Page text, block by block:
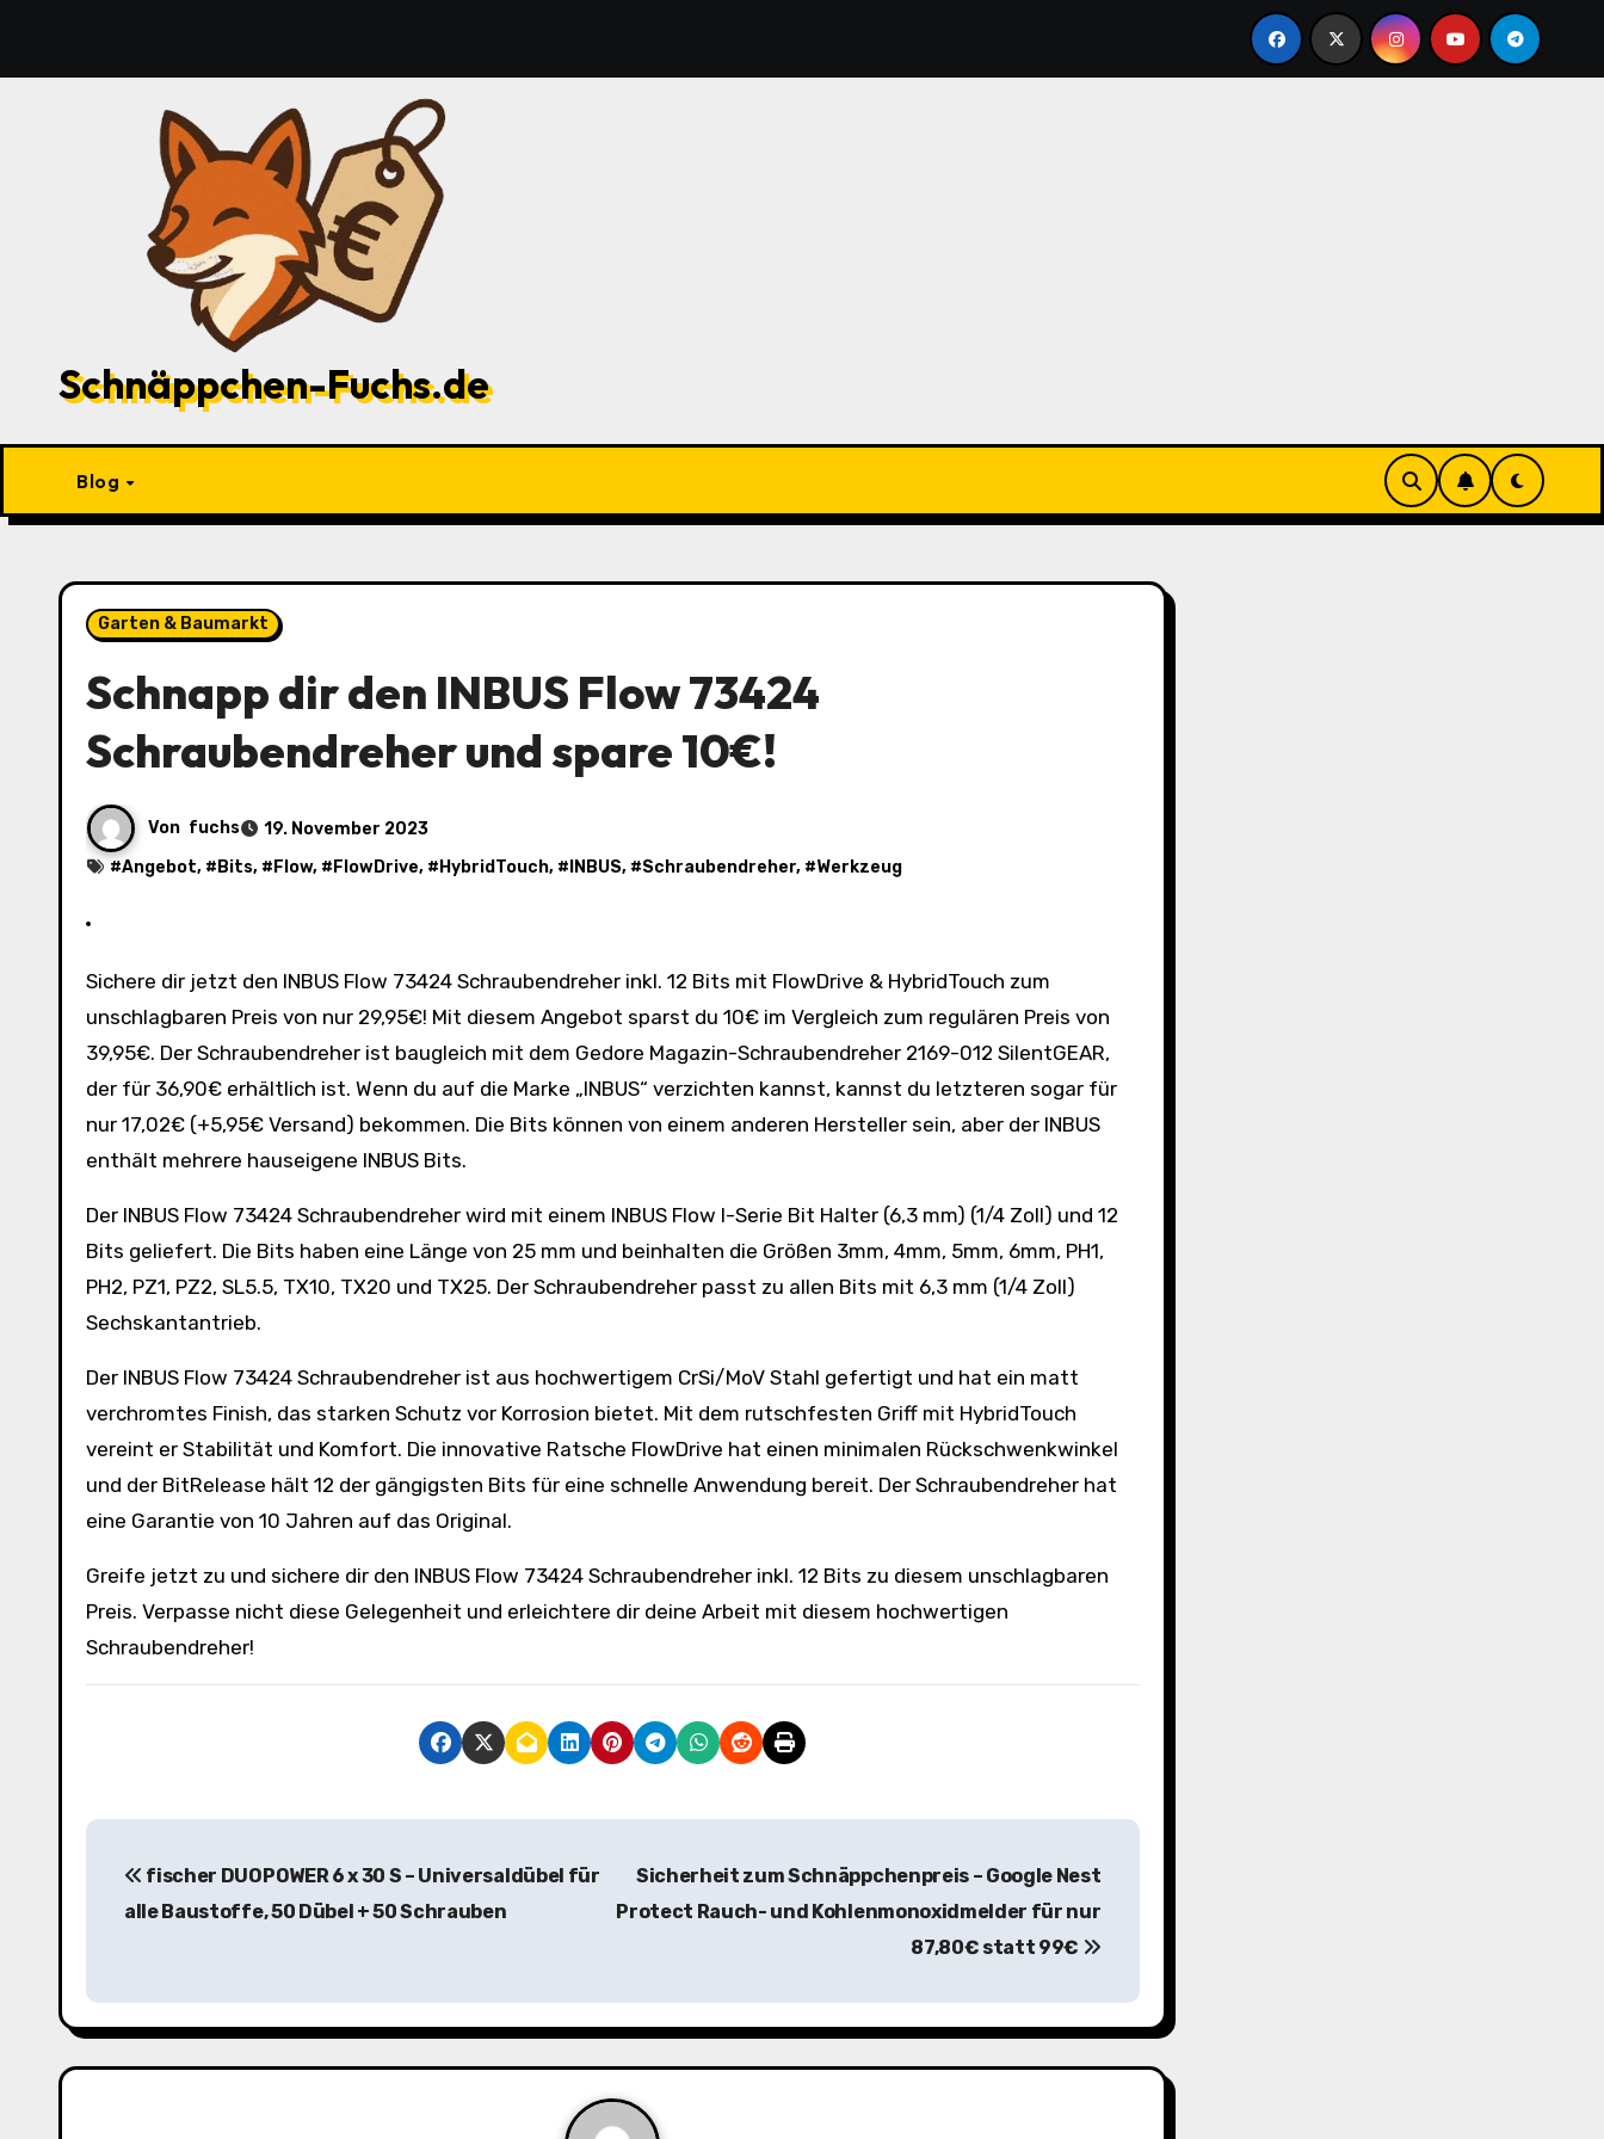
springen
Schnäppchen-Fuchs.de
Blog
Garten & Baumarkt
Schnapp dir den INBUS Flow 73424
Schraubendreher und spare 10€!
Von fuchs
19. November 2023
#Angebot, # Bits, # Flow, # FlowDrive, # HybridTouch, # INBUS, #Schraubendreher, #Werkzeug
Sichere dir jetzt den INBUS Flow 73424 Schraubendreher inkl. 12 Bits mit FlowDrive & HybridTouch zum
unschlagbaren Preis von nur 29,95€! Mit diesem Angebot sparst du 10€ im Vergleich zum regulären Preis von
39,95€. Der Schraubendreher ist baugleich mit dem Gedore Magazin-Schraubendreher 2169-012 SilentGEAR,
der für 36,90€ erhältlich ist. Wenn du auf die Marke „INBUS“ verzichten kannst, kannst du letzteren sogar für
nur 17,02€ (+5,95€ Versand) bekommen. Die Bits können von einem anderen Hersteller sein, aber der INBUS
enthält mehrere hauseigene INBUS Bits.
Der INBUS Flow 73424 Schraubendreher wird mit einem INBUS Flow I-Serie Bit Halter (6,3 mm) (1/4 Zoll) und 12
Bits geliefert. Die Bits haben eine Länge von 25 mm und beinhalten die Größen 3mm, 4mm, 5mm, 6mm, PH1,
PH2, PZ1, PZ2, SL5.5, TX10, TX20 und TX25. Der Schraubendreher passt zu allen Bits mit 6,3 mm (1/4 Zoll)
Sechskantantrieb.
Der INBUS Flow 73424 Schraubendreher ist aus hochwertigem CrSi/MoV Stahl gefertigt und hat ein matt
verchromtes Finish, das starken Schutz vor Korrosion bietet. Mit dem rutschfesten Griff mit HybridTouch
vereint er Stabilität und Komfort. Die innovative Ratsche FlowDrive hat einen minimalen Rückschwenkwinkel
und der BitRelease hält 12 der gängigsten Bits für eine schnelle Anwendung bereit. Der Schraubendreher hat
eine Garantie von 10 Jahren auf das Original.
Greife jetzt zu und sichere dir den INBUS Flow 73424 Schraubendreher inkl. 12 Bits zu diesem unschlagbaren
Preis. Verpasse nicht diese Gelegenheit und erleichtere dir deine Arbeit mit diesem hochwertigen
Schraubendreher!
B
t
r
fischer DUOPOWER 6 x 30 S – Universaldübel für
alle Baustoffe, 50 Dübel + 50 Schrauben
Sicherheit zum Schnäppchenpreis – Google Nest
Protect Rauch- und Kohlenmonoxidmelder für nur
87,80€ statt 99€